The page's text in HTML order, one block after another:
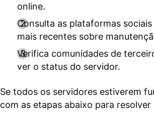
online.
Consulta as plataformas
mais recentes sobre
Verifica comunidades de
ver o status do servidor.
Se todos os servidores estiverem
com as etapas abaixo para